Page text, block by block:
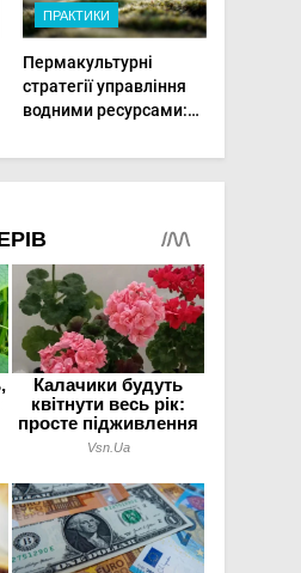
ПРАКТИКИ
Пермакультурні
стратегії управління
водними ресурсами:
господарство стійким
до посухи